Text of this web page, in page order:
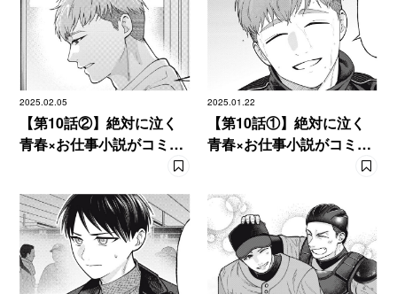
2025.02.05
【第10話②】絶対に泣く
青春×お仕事小説がコミカ
ライズ！ 『あめつちの
2025.01.22
【第10話①】絶対に泣く
青春×お仕事小説がコミカ
ライズ！ 『あめつちの